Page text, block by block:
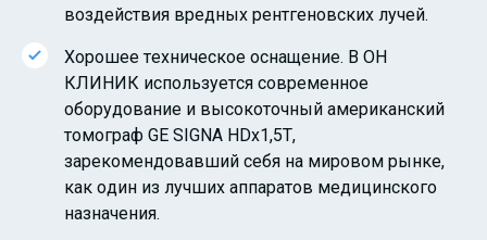
воздействия вредных рентгеновских лучей.
Хорошее техническое оснащение. В ОН
КЛИНИК используется современное
оборудование и высокоточный американский
томограф GE SIGNA HDx1,5T,
зарекомендовавший себя на мировом рынке,
как один из лучших аппаратов медицинского
назначения.